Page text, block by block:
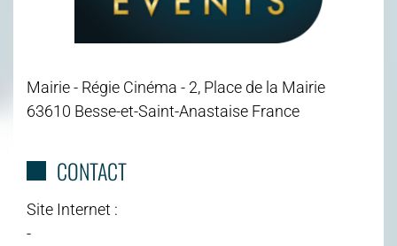
Mairie - Régie Cinéma - 2, Place de la Mairie
63610 Besse-et-Saint-Anastaise France
CONTACT
Site Internet :
-